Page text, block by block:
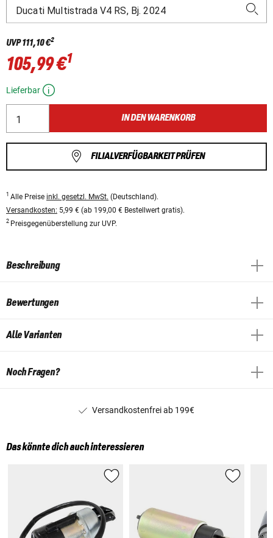
UVP111,10 €2
105,99 €1
Lieferbar
IN DEN WARENKORB
FILIALVERFÜGBARKEIT PRÜFEN
1 Alle Preise inkl. gesetzl. MwSt. (Deutschland).
Versandkosten: 5,99 € (ab 199,00 € Bestellwert gratis).
2 Preisgegenüberstellung zur UVP.
Beschreibung
Bewertungen
Alle Varianten
Noch Fragen?
Versandkostenfrei ab 199€
Das könnte dich auch interessieren